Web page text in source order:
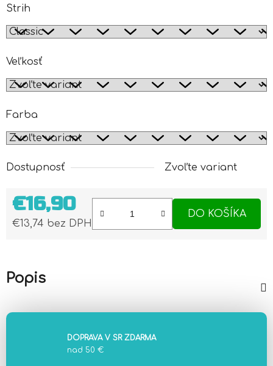
Strih
Veľkosť
Farba
Dostupnosť Zvoľte variant
€16,90
€13,74 bez DPH
DO KOŠÍKA
Popis
DOPRAVA V SR ZDARMA
nad 50 €